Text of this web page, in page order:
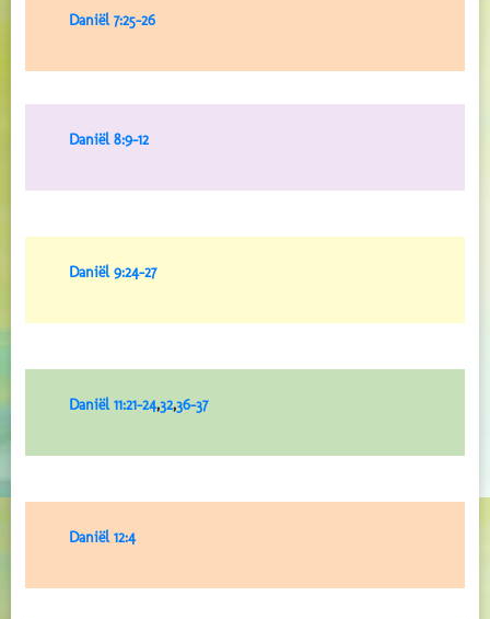
Daniël 7:25-26
Daniël 8:9-12
Daniël 9:24-27
Daniël 11:21-24,32,36-37
Daniël 12:4